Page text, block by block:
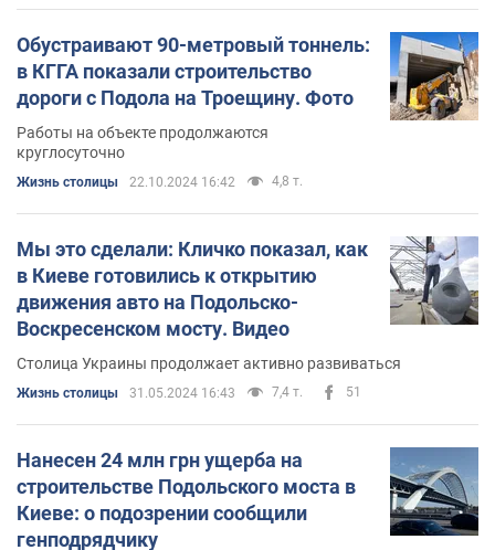
Обустраивают 90-метровый тоннель:
в КГГА показали строительство
дороги с Подола на Троещину. Фото
Работы на объекте продолжаются
круглосуточно
Жизнь столицы 22.10.2024 16:42 4,8 т.
Мы это сделали: Кличко показал, как
в Киеве готовились к открытию
движения авто на Подольско-
Воскресенском мосту. Видео
Столица Украины продолжает активно развиваться
Жизнь столицы 31.05.2024 16:43 7,4 т. 51
Нанесен 24 млн грн ущерба на
строительстве Подольского моста в
Киеве: о подозрении сообщили
генподрядчику